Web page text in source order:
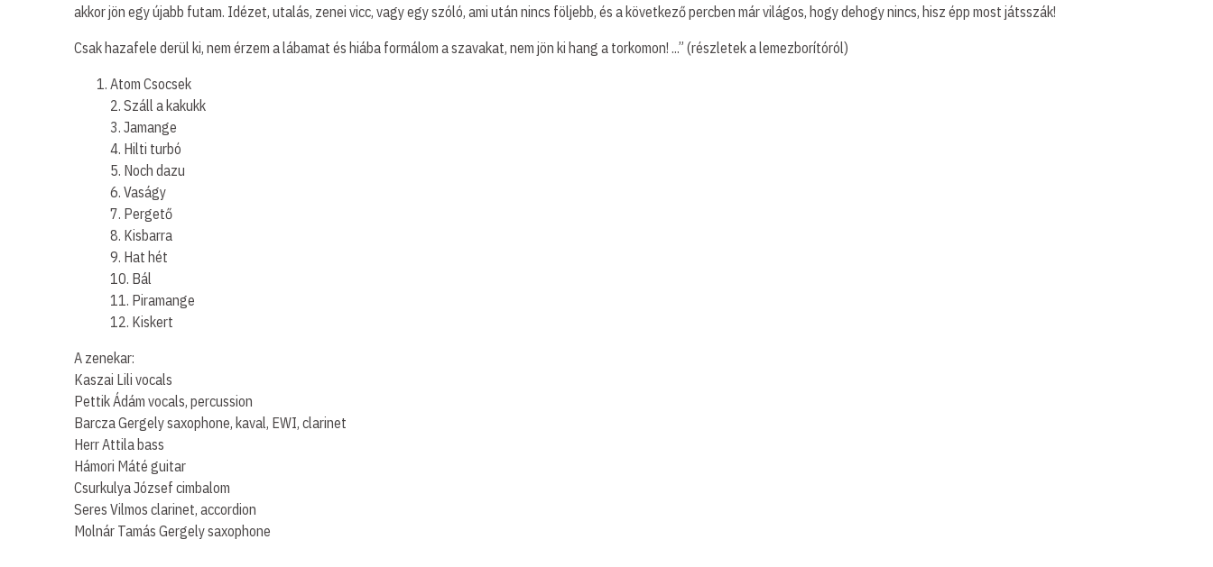
akkor jön egy újabb futam. Idézet, utalás, zenei vicc, vagy egy szóló, ami után nincs följebb, és a következő percben már világos, hogy dehogy nincs, hisz épp most játsszák!
Csak hazafele derül ki, nem érzem a lábamat és hiába formálom a szavakat, nem jön ki hang a torkomon! ...” (részletek a lemezborítóról)
Atom Csocsek
2. Száll a kakukk
3. Jamange
4. Hilti turbó
5. Noch dazu
6. Vaságy
7. Pergető
8. Kisbarra
9. Hat hét
10. Bál
11. Piramange
12. Kiskert
A zenekar:
Kaszai Lili vocals
Pettik Ádám vocals, percussion
Barcza Gergely saxophone, kaval, EWI, clarinet
Herr Attila bass
Hámori Máté guitar
Csurkulya József cimbalom
Seres Vilmos clarinet, accordion
Molnár Tamás Gergely saxophone